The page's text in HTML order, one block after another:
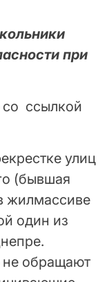
при
со ссылкой
улиц
(бывшая
жилмассиве
один из
не обращают